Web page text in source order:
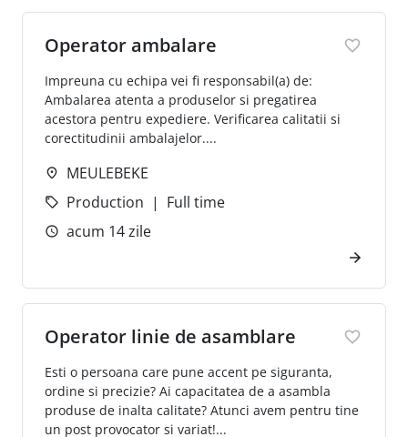
Operator ambalare
Impreuna cu echipa vei fi responsabil(a) de:
Ambalarea atenta a produselor si pregatirea
acestora pentru expediere. Verificarea calitatii si
corectitudinii ambalajelor....
MEULEBEKE
Production
Full time
acum 14 zile
Operator linie de asamblare
Esti o persoana care pune accent pe siguranta,
ordine si precizie? Ai capacitatea de a asambla
produse de inalta calitate? Atunci avem pentru tine
un post provocator si variat!...